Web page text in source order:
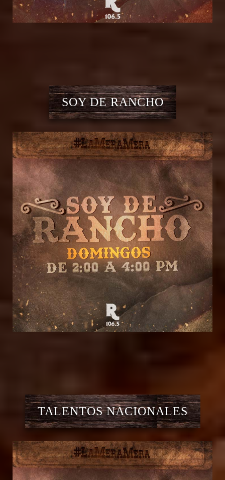
SOY DE RANCHO
TALENTOS NACIONALES